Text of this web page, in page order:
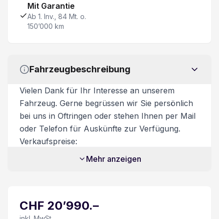
ESP Elektronisches Stabilitätsprogramm
Lüftungsdüsen hinten in Mittelkonsole
eCall
Toter-Winkel-Warnsystem
Aussenspiegel elektrisch verstellbar/ heizbar und
Connect
Mit Garantie
Ab 1. Inv., 84 Mt. o.
150’000 km
Fahrzeugbeschreibung
Vielen Dank für Ihr Interesse an unserem
Fahrzeug. Gerne begrüssen wir Sie persönlich
bei uns in Oftringen oder stehen Ihnen per Mail
oder Telefon für Auskünfte zur Verfügung.
Verkaufspreise:
Unsere Verkaufspreise sind inkl. 8.1%
Beim Kauf eines Fahrzeuges ist ein
Mehr anzeigen
CHF 20’990.–